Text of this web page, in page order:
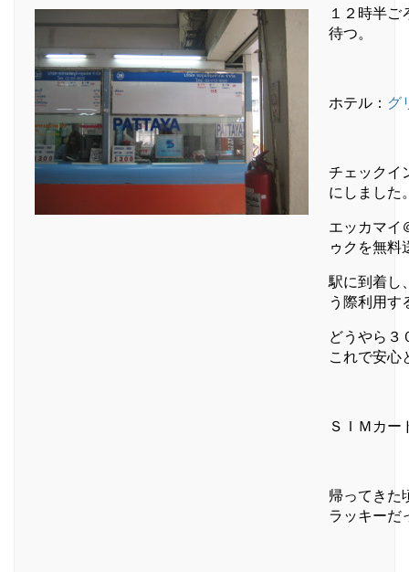
１２時半
待つ。
ホテル： グ
チェックイ
にしました
エッカマイ
ゥクを無料
駅に到着し
う際利用す
どうやら３
これで安心
ＳＩＭカ
帰ってきた
ラッキーだ